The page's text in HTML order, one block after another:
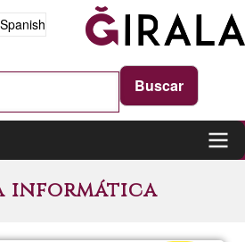
Spanish
informática